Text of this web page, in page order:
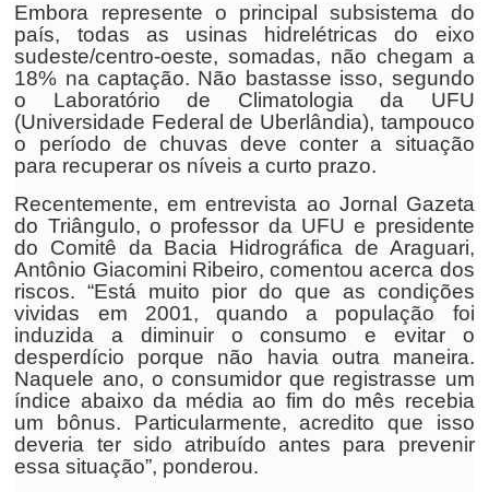
Embora represente o principal subsistema do
país, todas as usinas hidrelétricas do eixo
sudeste/centro-oeste, somadas, não chegam a
18% na captação. Não bastasse isso, segundo
o Laboratório de Climatologia da UFU
(Universidade Federal de Uberlândia), tampouco
o período de chuvas deve conter a situação
para recuperar os níveis a curto prazo.
Recentemente, em entrevista ao Jornal Gazeta
do Triângulo, o professor da UFU e presidente
do Comitê da Bacia Hidrográfica de Araguari,
Antônio Giacomini Ribeiro, comentou acerca dos
riscos. “Está muito pior do que as condições
vividas em 2001, quando a população foi
induzida a diminuir o consumo e evitar o
desperdício porque não havia outra maneira.
Naquele ano, o consumidor que registrasse um
índice abaixo da média ao fim do mês recebia
um bônus. Particularmente, acredito que isso
deveria ter sido atribuído antes para prevenir
essa situação”, ponderou.